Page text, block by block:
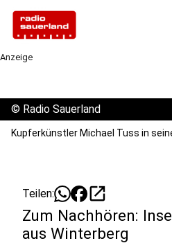
Anzeige
© Radio Sauerland
Kupferkünstler Michael Tuss in
Teilen: open_in_new
Zum Nachhören:
aus Winterberg